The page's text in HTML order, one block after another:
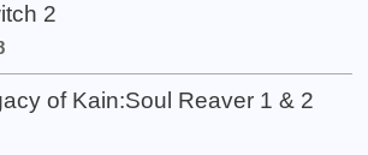
2
of Kain:Soul Reaver 1 & 2